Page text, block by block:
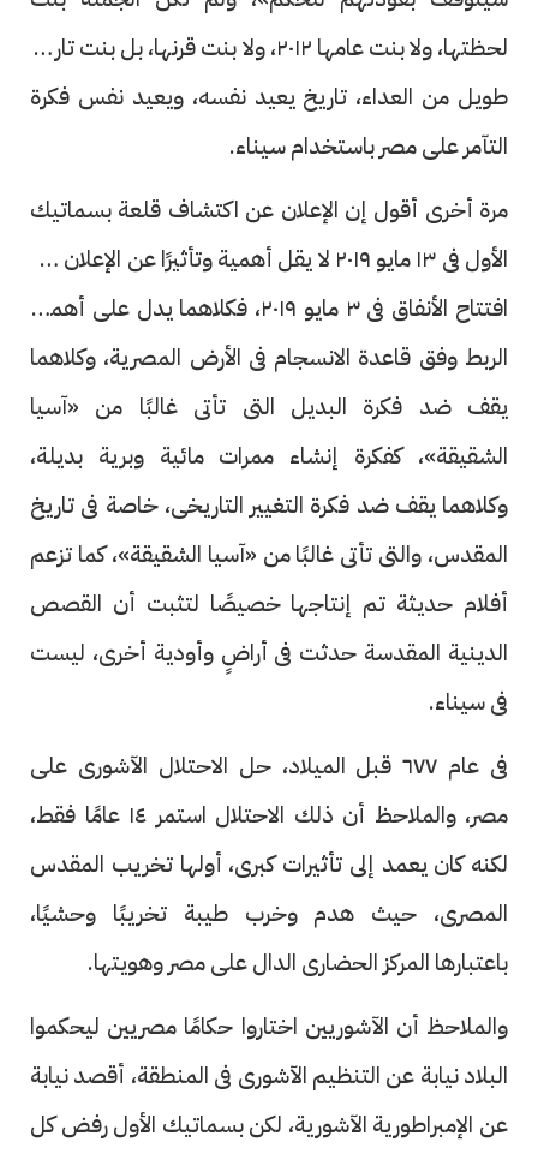
لحظتها، ولا بنت عامها ٢٠١٢، ولا بنت قرنها، بل بنت تاريخ
طويل من العداء، تاريخ يعيد نفسه، ويعيد نفس فكرة
التآمر على مصر باستخدام سيناء.
مرة أخرى أقول إن الإعلان عن اكتشاف قلعة بسماتيك
الأول فى ١٣ مايو ٢٠١٩ لا يقل أهمية وتأثيرًا عن الإعلان عن
افتتاح الأنفاق فى ٣ مايو ٢٠١٩، فكلاهما يدل على أهمية
الربط وفق قاعدة الانسجام فى الأرض المصرية، وكلاهما
يقف ضد فكرة البديل التى تأتى غالبًا من «آسيا
الشقيقة»، كفكرة إنشاء ممرات مائية وبرية بديلة،
وكلاهما يقف ضد فكرة التغيير التاريخى، خاصة فى تاريخ
المقدس، والتى تأتى غالبًا من «آسيا الشقيقة»، كما تزعم
أفلام حديثة تم إنتاجها خصيصًا لتثبت أن القصص
الدينية المقدسة حدثت فى أراضٍ وأودية أخرى، ليست
فى سيناء.
فى عام ٦٧٧ قبل الميلاد، حل الاحتلال الآشورى على
مصر، والملاحظ أن ذلك الاحتلال استمر ١٤ عامًا فقط،
لكنه كان يعمد إلى تأثيرات كبرى، أولها تخريب المقدس
المصرى، حيث هدم وخرب طيبة تخريبًا وحشيًا،
باعتبارها المركز الحضارى الدال على مصر وهويتها.
والملاحظ أن الآشوريين اختاروا حكامًا مصريين ليحكموا
البلاد نيابة عن التنظيم الآشورى فى المنطقة، أقصد نيابة
عن الإمبراطورية الآشورية، لكن بسماتيك الأول رفض كل